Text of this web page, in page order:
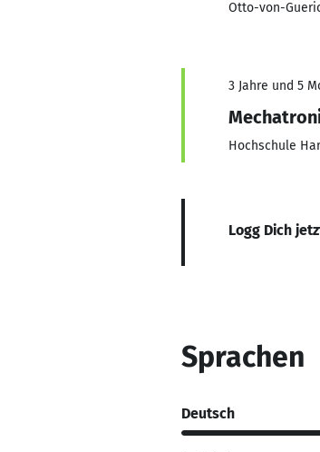
Otto-von-
3 Jahre und 5
Hochschule
Logg Dich
Sprachen
Deutsch